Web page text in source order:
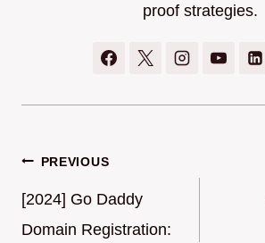
proof strategies.
Post
navigation
PREVIOUS
[2024] Go Daddy
Domain Registration: